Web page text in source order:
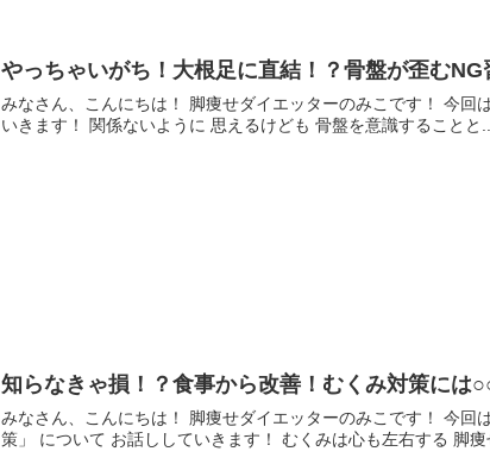
やっちゃいがち！大根足に直結！？骨盤が歪むNG
みなさん、こんにちは！ 脚痩せダイエッターのみこです！ 今
いきます！ 関係ないように 思えるけども 骨盤を意識することと...
知らなきゃ損！？食事から改善！むくみ対策には
みなさん、こんにちは！ 脚痩せダイエッターのみこです！ 今
策」 について お話ししていきます！ むくみは心も左右する 脚痩